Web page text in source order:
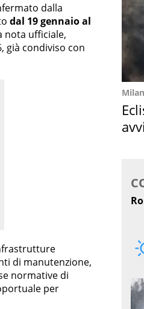
dalla
dal 19 gennaio al
nota ufficiale,
già condiviso con
di manutenzione,
normative di
per